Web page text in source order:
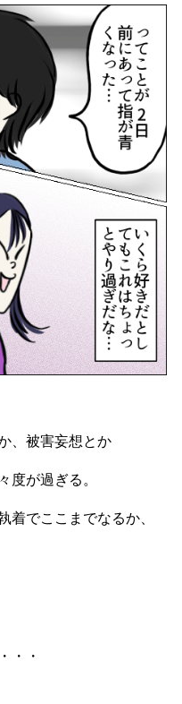
、被害妄想とか
度が過ぎる。
着でここまでなるか、
・・